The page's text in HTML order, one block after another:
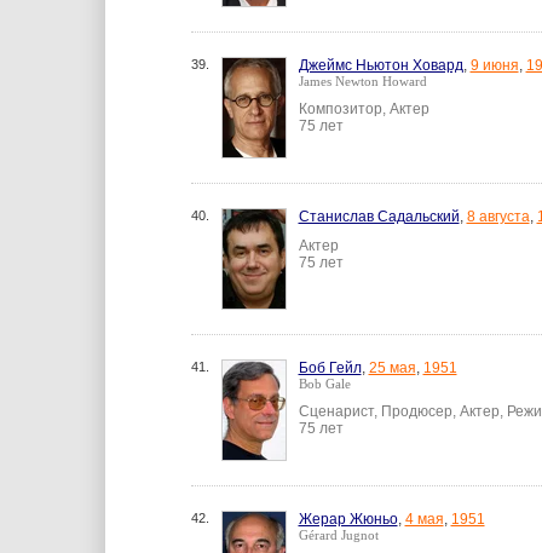
39. Джеймс Ньютон Ховард, 9 июня,
James Newton Howard
Композитор, Актер
75 лет
40. Станислав Садальский, 8 августа,
Актер
75 лет
41. Боб Гейл, 25 мая, 1951
Bob Gale
Сценарист, Продюсер, Актер,
75 лет
42. Жерар Жюньо, 4 мая, 1951
Gérard Jugnot